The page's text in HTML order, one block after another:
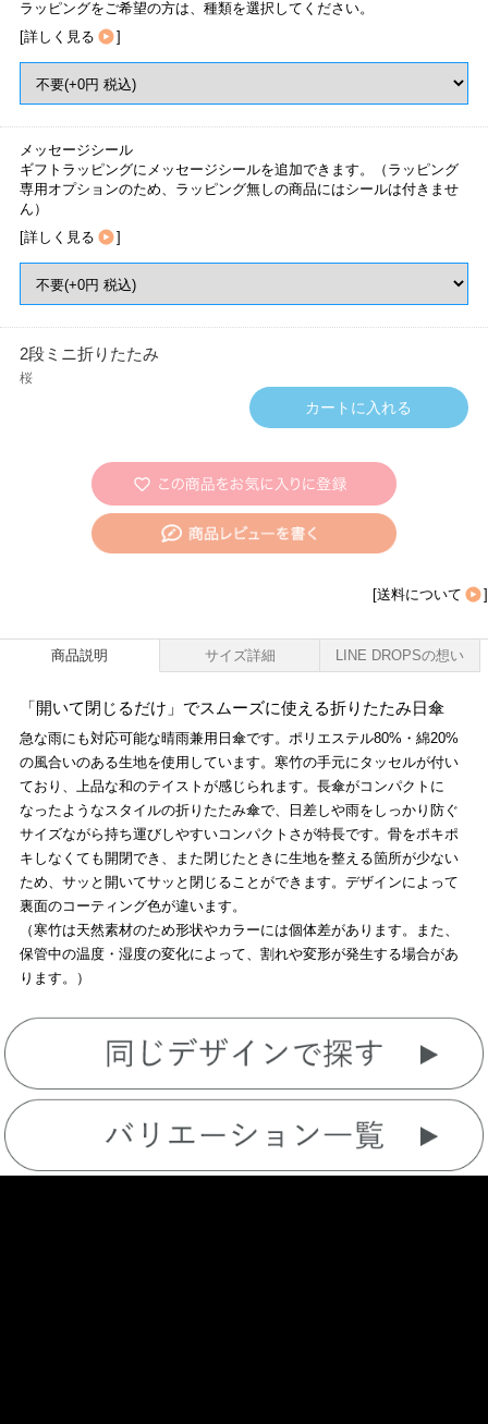
ラッピングをご希望の方は、種類を選択してください。
[詳しく見る ]
メッセージシール
ギフトラッピングにメッセージシールを追加できます。（ラッピング
専用オプションのため、ラッピング無しの商品にはシールは付きませ
ん）
[詳しく見る ]
2段ミニ折りたたみ
桜
[送料について ]
商品説明 サイズ詳細 LINE DROPSの想い
「開いて閉じるだけ」でスムーズに使える折りたたみ日傘
急な雨にも対応可能な晴雨兼用日傘です。ポリエステル80%・綿20%
の風合いのある生地を使用しています。寒竹の手元にタッセルが付い
ており、上品な和のテイストが感じられます。長傘がコンパクトに
なったようなスタイルの折りたたみ傘で、日差しや雨をしっかり防ぐ
サイズながら持ち運びしやすいコンパクトさが特長です。骨をポキポ
キしなくても開閉でき、また閉じたときに生地を整える箇所が少ない
ため、サッと開いてサッと閉じることができます。デザインによって
裏面のコーティング色が違います。
（寒竹は天然素材のため形状やカラーには個体差があります。また、
保管中の温度・湿度の変化によって、割れや変形が発生する場合があ
ります。）